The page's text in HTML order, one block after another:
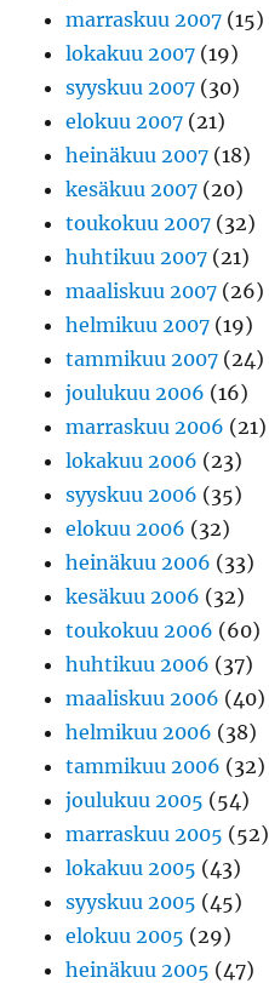
marraskuu 2007 (15)
lokakuu 2007 (19)
syyskuu 2007 (30)
elokuu 2007 (21)
heinäkuu 2007 (18)
kesäkuu 2007 (20)
toukokuu 2007 (32)
huhtikuu 2007 (21)
maaliskuu 2007 (26)
helmikuu 2007 (19)
tammikuu 2007 (24)
joulukuu 2006 (16)
marraskuu 2006 (21)
lokakuu 2006 (23)
syyskuu 2006 (35)
elokuu 2006 (32)
heinäkuu 2006 (33)
kesäkuu 2006 (32)
toukokuu 2006 (60)
huhtikuu 2006 (37)
maaliskuu 2006 (40)
helmikuu 2006 (38)
tammikuu 2006 (32)
joulukuu 2005 (54)
marraskuu 2005 (52)
lokakuu 2005 (43)
syyskuu 2005 (45)
elokuu 2005 (29)
heinäkuu 2005 (47)